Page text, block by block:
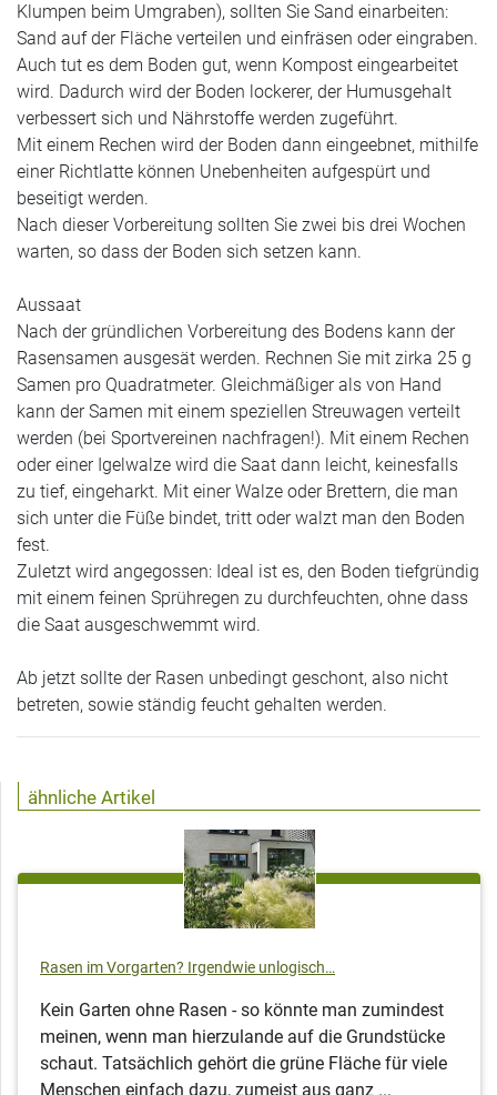
Klumpen beim Umgraben), sollten Sie Sand einarbeiten:
Sand auf der Fläche verteilen und einfräsen oder eingraben.
Auch tut es dem Boden gut, wenn Kompost eingearbeitet
wird. Dadurch wird der Boden lockerer, der Humusgehalt
verbessert sich und Nährstoffe werden zugeführt.
Mit einem Rechen wird der Boden dann eingeebnet, mithilfe
einer Richtlatte können Unebenheiten aufgespürt und
beseitigt werden.
Nach dieser Vorbereitung sollten Sie zwei bis drei Wochen
warten, so dass der Boden sich setzen kann.
Aussaat
Nach der gründlichen Vorbereitung des Bodens kann der
Rasensamen ausgesät werden. Rechnen Sie mit zirka 25 g
Samen pro Quadratmeter. Gleichmäßiger als von Hand
kann der Samen mit einem speziellen Streuwagen verteilt
werden (bei Sportvereinen nachfragen!). Mit einem Rechen
oder einer Igelwalze wird die Saat dann leicht, keinesfalls
zu tief, eingeharkt. Mit einer Walze oder Brettern, die man
sich unter die Füße bindet, tritt oder walzt man den Boden
fest.
Zuletzt wird angegossen: Ideal ist es, den Boden tiefgründig
mit einem feinen Sprühregen zu durchfeuchten, ohne dass
die Saat ausgeschwemmt wird.
Ab jetzt sollte der Rasen unbedingt geschont, also nicht
betreten, sowie ständig feucht gehalten werden.
ähnliche Artikel
Rasen im Vorgarten? Irgendwie unlogisch…
Kein Garten ohne Rasen - so könnte man zumindest
meinen, wenn man hierzulande auf die Grundstücke
schaut. Tatsächlich gehört die grüne Fläche für viele
Menschen einfach dazu, zumeist aus ganz ...